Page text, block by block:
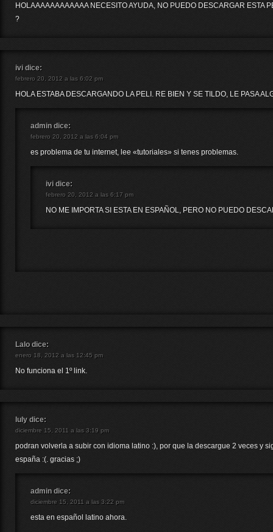
HOLAAAAAAAAAAAA NECESITO AYUDA, NO PUEDO DESCARGAR ESTA
?
ivi dice:
febrero 20, 2012 a las 6:02 pm
HOLA ESTABA DESCARGANDO LA PELI. RE BIEN Y SE TILDO, LE PASA
admin dice:
febrero 20, 2012 a las 6:04 pm
es problema de tu internet, lee «tutoriales» si tenes problemas.
ivi dice:
febrero 20, 2012 a las 6:17 pm
NO ME IMPORTA SI ESTA EN ESPAÑOL, PERO NO PUEDO
Lalo dice:
enero 18, 2012 a las 12:45 pm
No funciona el 1º link.
luly dice:
diciembre 15, 2011 a las 3:19 pm
podran volverla a subir con idioma latino :), por que la descargue 2 veces y
españa :(. gracias ;)
admin dice:
diciembre 15, 2011 a las 3:22 pm
esta en español latino ahora.